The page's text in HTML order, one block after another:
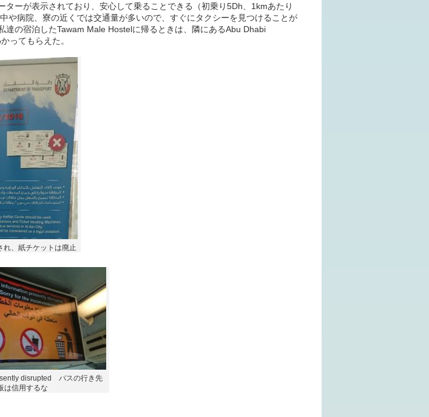
ターが表示されており、安心して乗ることできる（初乗り5Dh、1kmあたり
や病院、寮の近くでは交通量が多いので、すぐにタクシーを見つけることが
達の宿泊したTawam Male Hostelに帰るときは、隣にあるAbu Dhabi
ってもらえた。
、紙チケットは廃止
disrupted バスの行き先
は信用するな